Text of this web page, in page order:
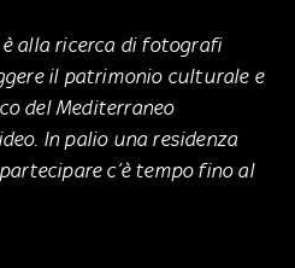
è alla ricerca di fotografi
il patrimonio culturale e
del Mediterraneo
In palio una residenza
c’è tempo fino al